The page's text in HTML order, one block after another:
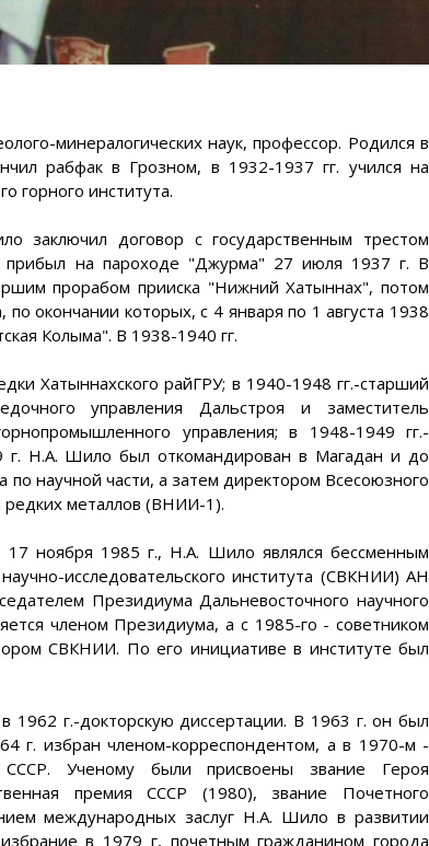
минералогических наук, профессор. Родился в
рабфак в Грозном, в 1932-1937 гг. учился на
горного института.
заключил договор с государственным трестом
на пароходе "Джурма" 27 июля 1937 г. В
прорабом прииска "Нижний Хатыннах", потом
окончании которых, с 4 января по 1 августа 1938
Колыма". В 1938-1940 гг.
Хатыннахского райГРУ; в 1940-1948 гг.-старший
управления Дальстроя и заместитель
управления; в 1948-1949 гг.-
г. Н.А. Шило был откомандирован в Магадан и до
по научной части, а затем директором Всесоюзного
редких металлов (ВНИИ-1).
ноября 1985 г., Н.А. Шило являлся бессменным
исследовательского института (СВКНИИ) АН
Президиума Дальневосточного научного
членом Президиума, а с 1985-го - советником
СВКНИИ. По его инициативе в институте был
г.-докторскую диссертации. В 1963 г. он был
г. избран членом-корреспондентом, а в 1970-м -
Ученому были присвоены звание Героя
премия СССР (1980), звание Почетного
международных заслуг Н.А. Шило в развитии
в 1979 г, почетным гражданином города